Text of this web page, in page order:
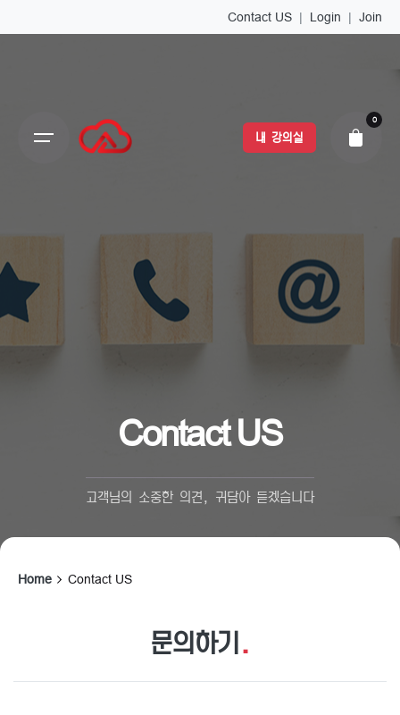
Join
|
Login
|
Contact US
내 강의실
0
Contact US
고객님의 소중한 의견, 귀담아 듣겠습니다
Home Contact US
문의하기 .